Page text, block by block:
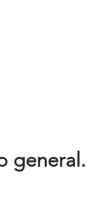
general.